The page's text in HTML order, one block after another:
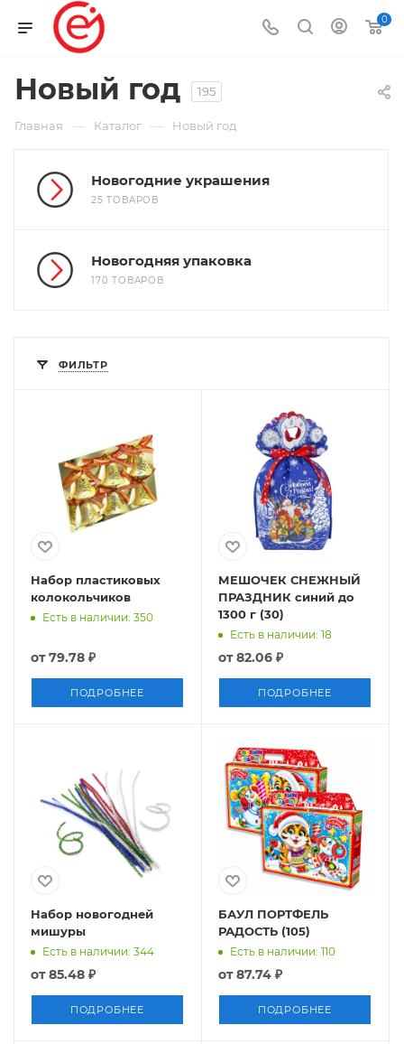
0
Новый год 195
Главная — Каталог — Новый год
Новогодние украшения
25 ТОВАРОВ
Новогодняя упаковка
170 ТОВАРОВ
ФИЛЬТР
Набор пластиковых
колокольчиков
Есть в наличии: 350
от79.78 ₽
ПОДРОБНЕЕ
МЕШОЧЕК СНЕЖНЫЙ
ПРАЗДНИК синий до
1300 г (30)
Есть в наличии: 18
от82.06 ₽
ПОДРОБНЕЕ
Набор новогодней
мишуры
Есть в наличии: 344
от85.48 ₽
ПОДРОБНЕЕ
БАУЛ ПОРТФЕЛЬ
РАДОСТЬ (105)
Есть в наличии: 110
от87.74 ₽
ПОДРОБНЕЕ